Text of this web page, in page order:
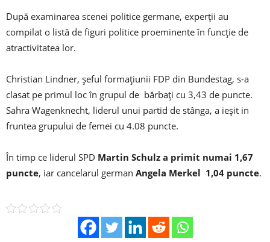
După examinarea scenei politice germane, experții au
compilat o listă de figuri politice proeminente în funcție de
atractivitatea lor.
Christian Lindner, șeful formațiunii FDP din Bundestag, s-a
clasat pe primul loc în grupul de bărbați cu 3,43 de puncte.
Sahra Wagenknecht, liderul unui partid de stânga, a ieșit in
fruntea grupului de femei cu 4.08 puncte.
În timp ce liderul SPD Martin Schulz a primit numai 1,67
puncte, iar cancelarul german Angela Merkel 1,04 puncte.